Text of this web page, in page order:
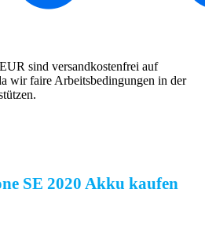
sind versandkostenfrei auf
wir faire Arbeitsbedingungen in der
SE 2020 Akku kaufen